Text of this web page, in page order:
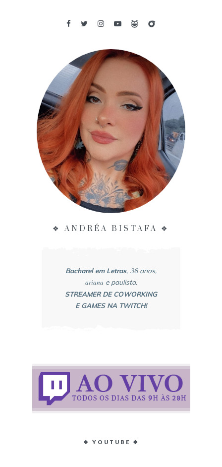
❖ ANDRÉA BISTAFA ❖
Bacharel em Letras, 36 anos,
arianae paulista.
STREAMER DE COWORKING
E GAMES NA TWITCH!
❖ YOUTUBE ❖